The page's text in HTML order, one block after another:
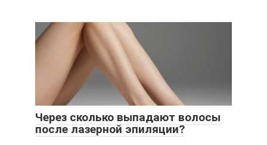
Через сколько выпадают волосы
после лазерной эпиляции?